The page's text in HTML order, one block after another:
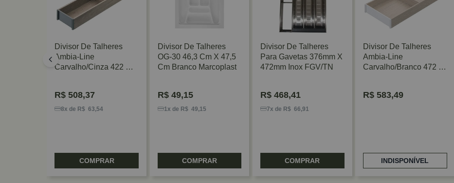
Divisor De Talheres
Ambia-Line
Carvalho/Cinza 422 X
R$ 508,37
8x de R$ 63,54
COMPRAR
Divisor De Talheres
OG-30 46,3 Cm X 47,5
Cm Branco Marcoplast
R$49,15
1x de R$ 49,15
COMPRAR
Divisor De Talheres
Para Gavetas 376mm X
472mm Inox FGV/TN
R$468,41
7x de R$ 66,91
COMPRAR
Divisor De Talheres
Ambia-Line
Carvalho/Branco 472 X
R$583,49
INDISPONÍVEL